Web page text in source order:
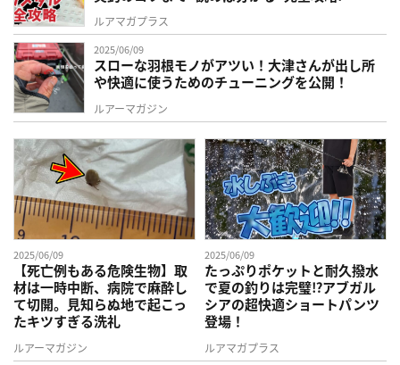
ルアマガプラス
2025/06/09
スローな羽根モノがアツい！大津さんが出し所
や快適に使うためのチューニングを公開！
ルアーマガジン
2025/06/09
【死亡例もある危険生物】取
材は一時中断、病院で麻酔し
て切開。見知らぬ地で起こっ
たキツすぎる洗礼
ルアーマガジン
2025/06/09
たっぷりポケットと耐久撥水
で夏の釣りは完璧⁉アブガル
シアの超快適ショートパンツ
登場！
ルアマガプラス